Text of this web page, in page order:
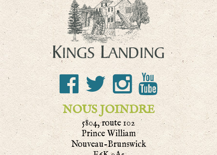
NOUS JOINDRE
5804, route 102
Prince William
Nouveau-Brunswick